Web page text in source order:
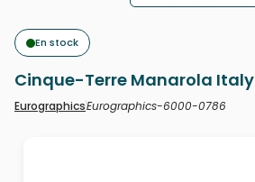
En stock
Cinque-Terre Manarola Italy
EurographicsEurographics-6000-0786